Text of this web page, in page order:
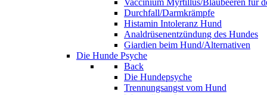
Vaccinium Myrtillus/Blaubeeren für
Durchfall/Darmkrämpfe
Histamin Intoleranz Hund
Analdrüsenentzündung des Hundes
Giardien beim Hund/Alternativen
Die Hunde Psyche
Back
Die Hundepsyche
Trennungsangst vom Hund